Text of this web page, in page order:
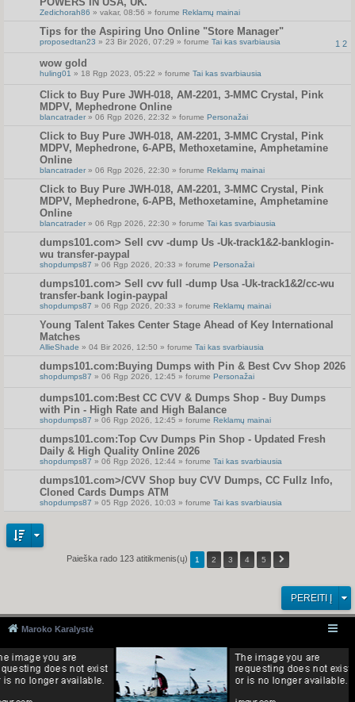
Zedichorah86 » vakar, 08:56 » forume Reklamų mainai
Tips for the Aspiring Uno Online "Store Manager"
1 2
proposedtan23 » 23 Bir 2026, 07:29 » forume Tai kas svarbiausia
wow gold
huling01 » 18 Rgp 2023, 05:22 » forume Tai kas svarbiausia
Click to Buy Pure JWH-018, AM-2201, 3-MMC Crystal, Pink
MDPV, Mephedrone Online
blancatrader » 06 Rgp 2026, 22:32 » forume Personažai
Click to Buy Pure JWH-018, AM-2201, 3-MMC Crystal, Pink
MDPV, Mephedrone, 6-APB, Methoxetamine, Amphetamine
Online
blancatrader » 06 Rgp 2026, 22:30 » forume Reklamų mainai
Click to Buy Pure JWH-018, AM-2201, 3-MMC Crystal, Pink
MDPV, Mephedrone, 6-APB, Methoxetamine, Amphetamine
Online
blancatrader » 06 Rgp 2026, 22:30 » forume Tai kas svarbiausia
dumps101.com> Sell cvv -dump Us -Uk-track1&2-banklogin-
wu transfer-paypal
shopdumps87 » 06 Rgp 2026, 20:33 » forume Personažai
dumps101.com> Sell cvv full -dump Usa -Uk-track1&2/cc-wu
transfer-bank login-paypal
shopdumps87 » 06 Rgp 2026, 20:33 » forume Reklamų mainai
Young Talent Takes Center Stage Ahead of Key International
Matches
AllieShade » 04 Bir 2026, 12:50 » forume Tai kas svarbiausia
dumps101.com:Buying Dumps with Pin & Best Cvv Shop 2026
shopdumps87 » 06 Rgp 2026, 12:45 » forume Personažai
dumps101.com:Best CC CVV & Dumps Shop - Buy Dumps
with Pin - High Rate and High Balance
shopdumps87 » 06 Rgp 2026, 12:45 » forume Reklamų mainai
dumps101.com:Top Cvv Dumps Pin Shop - Updated Fresh
Daily & High Quality Online 2026
shopdumps87 » 06 Rgp 2026, 12:44 » forume Tai kas svarbiausia
dumps101.com>/CVV Shop buy CVV Dumps, CC Fullz Info,
Cloned Cards Dumps ATM
shopdumps87 » 05 Rgp 2026, 10:03 » forume Tai kas svarbiausia
Paieška rado 123 atitikmenis(ų) 1 2 3 4 5
PEREITI Į
Maroko Karalystė